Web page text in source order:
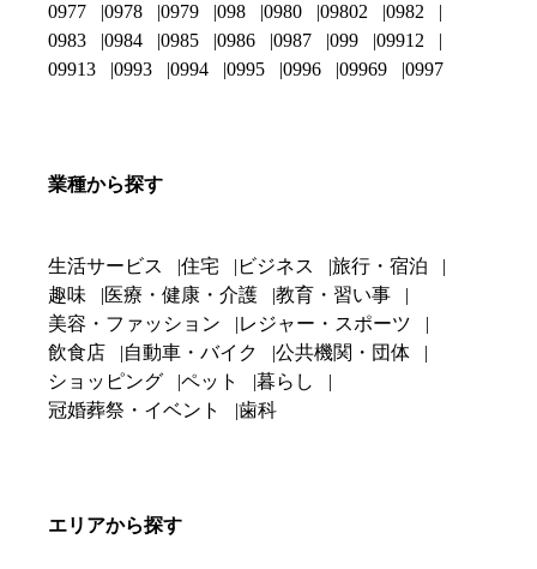
0977
0978 0979 098 0980 09802
0982
0983
0984 0985 0986 0987 099
09912
09913
0993 0994 0995 0996 09969 0997
業種から探す
生活サービス 住宅 ビジネス
旅行・宿泊
趣味
医療・健康・介護
教育・習い事
美容・ファッション
レジャー・スポーツ
飲食店
自動車・バイク
公共機関・団体
ショッピング
ペット
暮らし
冠婚葬祭・イベント
歯科
エリアから探す